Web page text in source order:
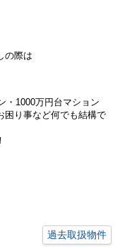
の際は
・ 1000万円台マション
困り事など何でも結構で
過去取扱物件